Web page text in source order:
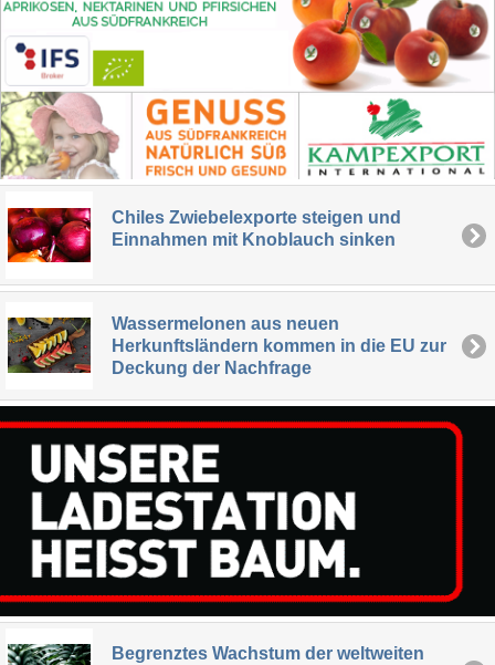
Chiles Zwiebelexporte steigen und
Einnahmen mit Knoblauch sinken
Wassermelonen aus neuen
Herkunftsländern kommen in die EU zur
Deckung der Nachfrage
Begrenztes Wachstum der weltweiten